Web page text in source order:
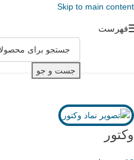
Skip to main content
فهرست
جست و جو
وکتور